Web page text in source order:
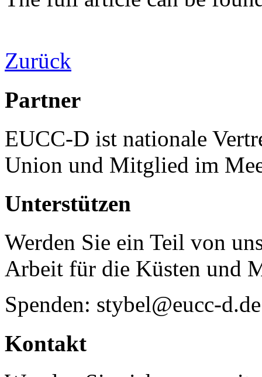
Zurück
Partner
EUCC-D ist nationale
Union und Mitglied im
Unterstützen
Werden Sie ein Teil von
Arbeit für die Küsten und
Spenden: stybel@eucc-d.de
Kontakt